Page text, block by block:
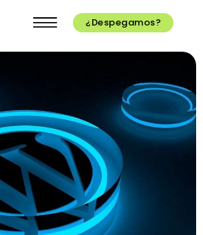
¿Despegamos?